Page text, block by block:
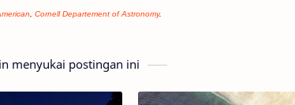
, Cornell Departement of Astronomy.
menyukai postingan ini